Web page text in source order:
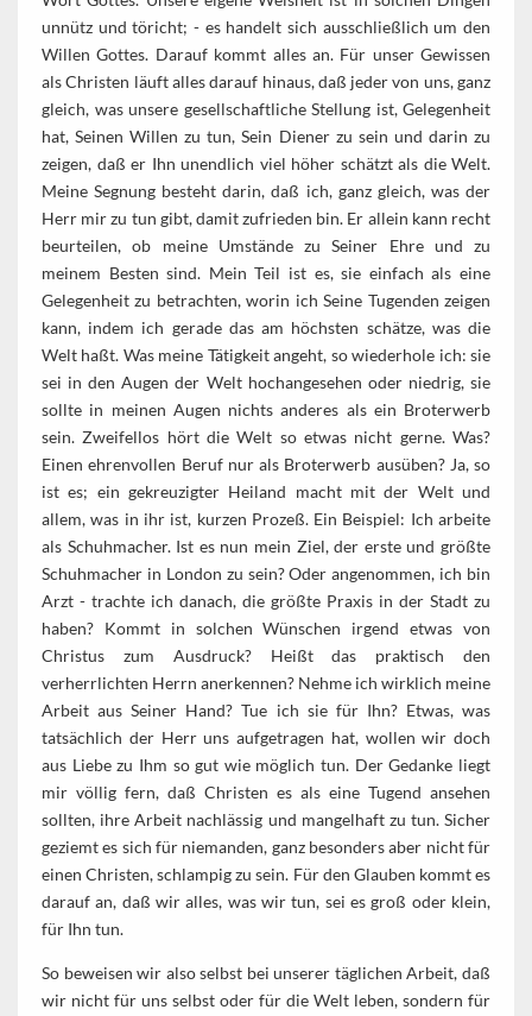
unnütz und töricht; - es handelt sich ausschließlich um den
Willen Gottes. Darauf kommt alles an. Für unser Gewissen
als Christen läuft alles darauf hinaus, daß jeder von uns, ganz
gleich, was unsere gesellschaftliche Stellung ist, Gelegenheit
hat, Seinen Willen zu tun, Sein Diener zu sein und darin zu
zeigen, daß er Ihn unendlich viel höher schätzt als die Welt.
Meine Segnung besteht darin, daß ich, ganz gleich, was der
Herr mir zu tun gibt, damit zufrieden bin. Er allein kann recht
beurteilen, ob meine Umstände zu Seiner Ehre und zu
meinem Besten sind. Mein Teil ist es, sie einfach als eine
Gelegenheit zu betrachten, worin ich Seine Tugenden zeigen
kann, indem ich gerade das am höchsten schätze, was die
Welt haßt. Was meine Tätigkeit angeht, so wiederhole ich: sie
sei in den Augen der Welt hochangesehen oder niedrig, sie
sollte in meinen Augen nichts anderes als ein Broterwerb
sein. Zweifellos hört die Welt so etwas nicht gerne. Was?
Einen ehrenvollen Beruf nur als Broterwerb ausüben? Ja, so
ist es; ein gekreuzigter Heiland macht mit der Welt und
allem, was in ihr ist, kurzen Prozeß. Ein Beispiel: Ich arbeite
als Schuhmacher. Ist es nun mein Ziel, der erste und größte
Schuhmacher in London zu sein? Oder angenommen, ich bin
Arzt - trachte ich danach, die größte Praxis in der Stadt zu
haben? Kommt in solchen Wünschen irgend etwas von
Christus zum Ausdruck? Heißt das praktisch den
verherrlichten Herrn anerkennen? Nehme ich wirklich meine
Arbeit aus Seiner Hand? Tue ich sie für Ihn? Etwas, was
tatsächlich der Herr uns aufgetragen hat, wollen wir doch
aus Liebe zu Ihm so gut wie möglich tun. Der Gedanke liegt
mir völlig fern, daß Christen es als eine Tugend ansehen
sollten, ihre Arbeit nachlässig und mangelhaft zu tun. Sicher
geziemt es sich für niemanden, ganz besonders aber nicht für
einen Christen, schlampig zu sein. Für den Glauben kommt es
darauf an, daß wir alles, was wir tun, sei es groß oder klein,
für Ihn tun.
So beweisen wir also selbst bei unserer täglichen Arbeit, daß
wir nicht für uns selbst oder für die Welt leben, sondern für